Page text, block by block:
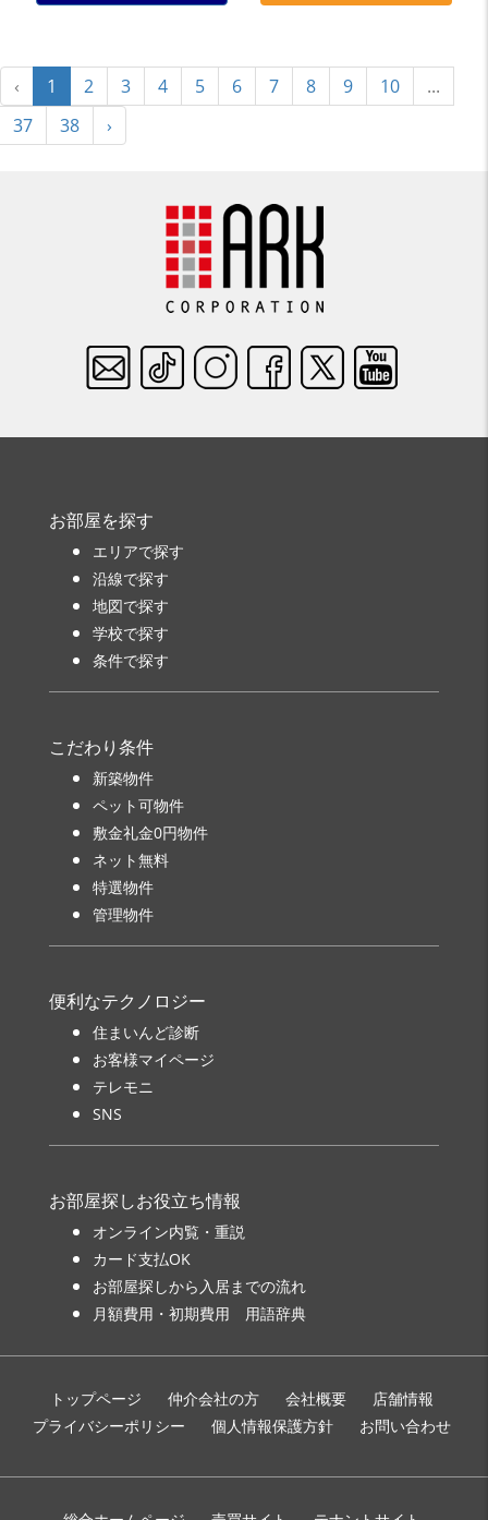
‹ 1 2 3 4 5 6 7 8 9 10
...
37
38 ›
お部屋を探す
エリアで探す
沿線で探す
地図で探す
学校で探す
条件で探す
こだわり条件
新築物件
ペット可物件
敷金礼金0円物件
ネット無料
特選物件
管理物件
便利なテクノロジー
住まいんど診断
お客様マイページ
テレモニ
SNS
お部屋探しお役立ち情報
オンライン内覧・重説
カード支払OK
お部屋探しから入居までの流れ
月額費用・初期費用 用語辞典
トップページ 仲介会社の方 会社概要
店舗情報
プライバシーポリシー
個人情報保護方針 お問い合わせ